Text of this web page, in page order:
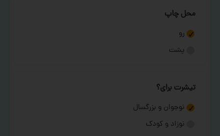
محل چاپ
رو
پشت
تیشرت برای؟
نوجوان و بزرگسال
نوزاد و کودک